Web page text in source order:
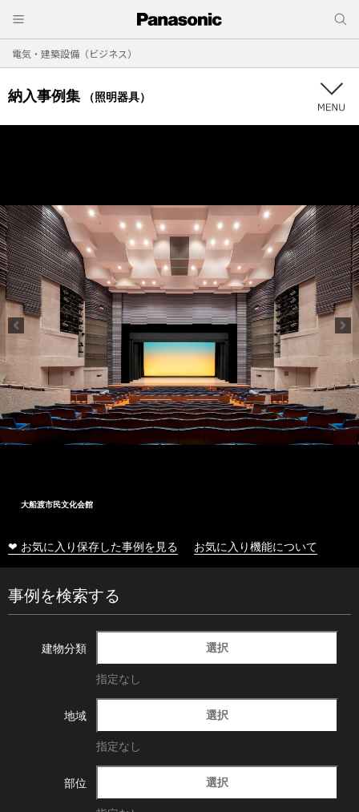
電気・建築設備（ビジネス）
納入事例集 （照明器具）
大船渡市民文化会館
❤ お気に入り保存した事例を見る お気に入り機能について
事例を検索する
建物分類 選択
指定なし
地域 選択
指定なし
部位 選択